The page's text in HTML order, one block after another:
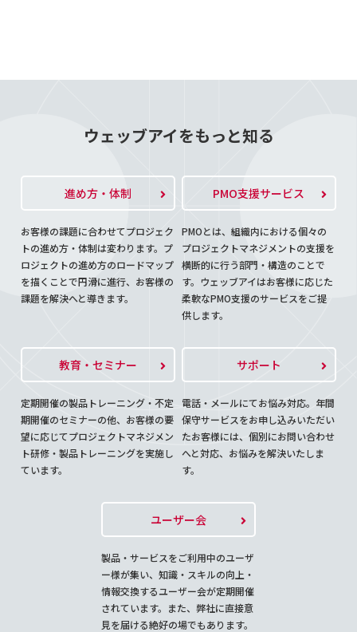
ウェッブアイをもっと知る
進め方・体制
お客様の課題に合わせてプロジェク
トの進め方・体制は変わります。プ
ロジェクトの進め方のロードマップ
を描くことで円滑に進行、お客様の
課題を解決へと導きます。
PMO支援サービス
PMOとは、組織内における個々の
プロジェクトマネジメントの支援を
横断的に行う部門・構造のことで
す。ウェッブアイはお客様に応じた
柔軟なPMO支援のサービスをご提
供します。
教育・セミナー
定期開催の製品トレーニング・不定
期開催のセミナーの他、お客様の要
望に応じてプロジェクトマネジメン
ト研修・製品トレーニングを実施し
ています。
サポート
電話・メールにてお悩み対応。年間
保守サービスをお申し込みいただい
たお客様には、個別にお問い合わせ
へと対応、お悩みを解決いたしま
す。
ユーザー会
製品・サービスをご利用中のユーザ
ー様が集い、知識・スキルの向上・
情報交換するユーザー会が定期開催
されています。また、弊社に直接意
見を届ける絶好の場でもあります。